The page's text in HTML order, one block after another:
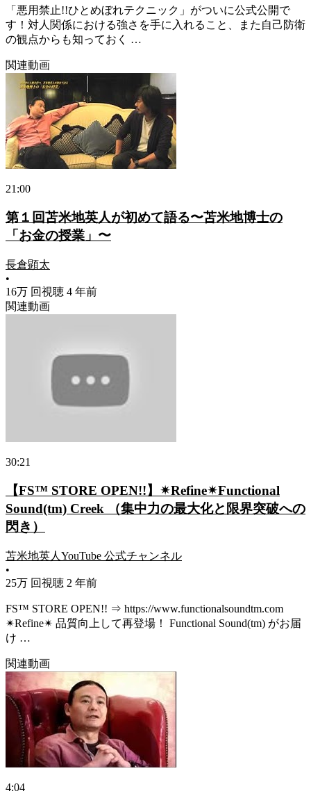
「悪用禁止!!ひとめぼれテクニック」がついに公式公開で
す！対人関係における強さを手に入れること、また自己防衛
の観点からも知っておく …
関連動画
21:00
第１回苫米地英人が初めて語る〜苫米地博士の
「お金の授業」〜
長倉顕太
•
16万 回視聴 4 年前
関連動画
30:21
【FS™ STORE OPEN!!】✴︎Refine✴︎Functional
Sound(tm) Creek （集中力の最大化と限界突破への
閃き）
苫米地英人YouTube 公式チャンネル
•
25万 回視聴 2 年前
FS™ STORE OPEN!! ⇒ https://www.functionalsoundtm.com
✴︎Refine✴ 品質向上して再登場！ Functional Sound(tm) がお届
け …
関連動画
4:04